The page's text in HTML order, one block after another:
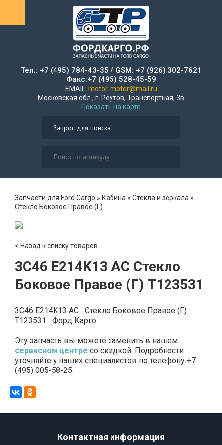
Тел.: +7 (495) 784-43-35 / GSM: +7 (926) 302-7621
Факс:+7 (495) 528-45-59
EMAIL: motor-motor@mail.ru
Московская обл., г. Реутов, Транспортная, 3в
Показать на карте
Запчасти для Ford Cargo » Кабина » Стекла и зеркала »
Стекло Боковое Правое (Г)
< Назад к списку товаров
3C46 E214K13 AC Стекло
Боковое Правое (Г) T123531
3C46 E214K13 AC Стекло Боковое Правое (Г)
T123531 Форд Карго
Эту запчасть вы можете заменить в нашем
сервисном центре со скидкой. Подробности
уточняйте у наших специалистов по телефону +7
(495) 005-58-25.
Контактная информация